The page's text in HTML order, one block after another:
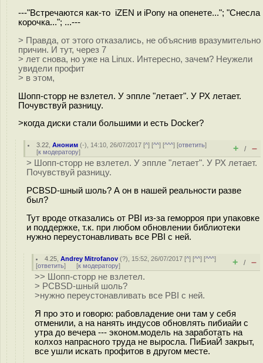
---"Встречаются как-то iZEN и iPony на опенете..."; "Снесла
корочка..."; ...---
> Правда, от этого отказались, не объяснив вразумительно
причин. И тут, через 7
> лет снова, но уже на Linux. Интересно, зачем? Неужели
увидели профит
> в этом,
Шопп-сторр не взлетел. У эппле "летает". У РХ летает.
Почувствуй разницу.
>когда диски стали большими и есть Docker?
3.22 ,Аноним (-), 14:10, 26/07/2017 [^] [^^] [^^^] [ответить]
[к модератору] + / –
> Шопп-сторр не взлетел. У эппле "летает". У РХ летает.
Почувствуй разницу.
PCBSD-шный шоль? А он в нашей реальности разве
был?
Тут вроде отказались от PBI из-за геморроя при упаковке
и поддержке, т.к. при любом обновлении библиотеки
нужно переустонавливать все PBI с ней.
4.25 ,Andrey Mitrofanov (?), 15:52, 26/07/2017 [^] [^^] [^^^]
[ответить] [к модератору] + / –
>> Шопп-сторр не взлетел.
> PCBSD-шный шоль?
>нужно переустонавливать все PBI с ней.
Я про это и говорю: рабовладение они там у себя
отменили, а на нанять индусов обновлять пибиайи с
утра до вечера --- эконом.модель на заработать на
колхоз напрасного труда не выросла. ПиБиаЙ закрыт,
все ушли искать профитов в другом месте.